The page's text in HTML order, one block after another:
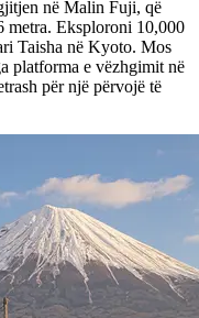
në Malin Fuji, që
metra. Eksploroni 10,000
Taisha në Kyoto. Mos
platforma e vëzhgimit në
për një përvojë të